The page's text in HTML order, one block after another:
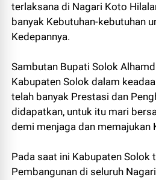
terlaksana di Nagari Koto
banyak Kebutuhan-kebutuhan
Kedepannya.
Sambutan Bupati Solok
Kabupaten Solok dalam
telah banyak Prestasi dan
didapatkan, untuk itu mari
demi menjaga dan memajukan
Pada saat ini Kabupaten Solok
Pembangunan di seluruh